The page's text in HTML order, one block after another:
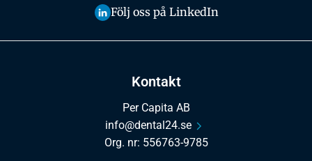
Kontakt
Per Capita AB
info@dental24.se
Org. nr: 556763-9785
Följ oss på LinkedIn